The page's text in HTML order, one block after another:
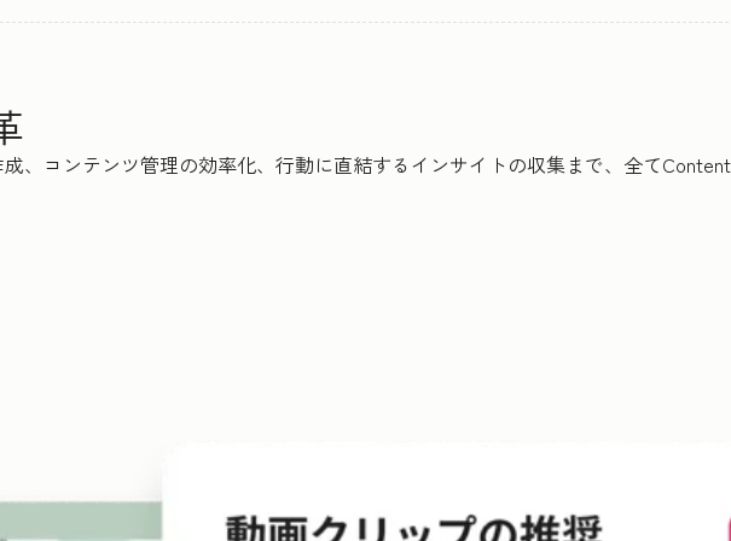
、コンテンツ管理の効率化、行動に直結するインサイトの収集まで、全て